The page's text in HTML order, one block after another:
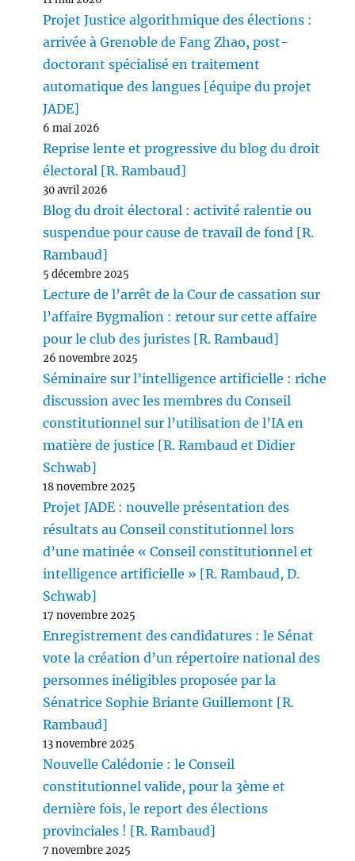
Projet Justice algorithmique des élections :
arrivée à Grenoble de Fang Zhao, post-
doctorant spécialisé en traitement
automatique des langues [équipe du projet
JADE]
6 mai 2026
Reprise lente et progressive du blog du droit
électoral [R. Rambaud]
30 avril 2026
Blog du droit électoral : activité ralentie ou
suspendue pour cause de travail de fond [R.
Rambaud]
5 décembre 2025
Lecture de l’arrêt de la Cour de cassation sur
l’affaire Bygmalion : retour sur cette affaire
pour le club des juristes [R. Rambaud]
26 novembre 2025
Séminaire sur l’intelligence artificielle : riche
discussion avec les membres du Conseil
constitutionnel sur l’utilisation de l’IA en
matière de justice [R. Rambaud et Didier
Schwab]
18 novembre 2025
Projet JADE : nouvelle présentation des
résultats au Conseil constitutionnel lors
d’une matinée « Conseil constitutionnel et
intelligence artificielle » [R. Rambaud, D.
Schwab]
17 novembre 2025
Enregistrement des candidatures : le Sénat
vote la création d’un répertoire national des
personnes inéligibles proposée par la
Sénatrice Sophie Briante Guillemont [R.
Rambaud]
13 novembre 2025
Nouvelle Calédonie : le Conseil
constitutionnel valide, pour la 3ème et
dernière fois, le report des élections
provinciales ! [R. Rambaud]
7 novembre 2025